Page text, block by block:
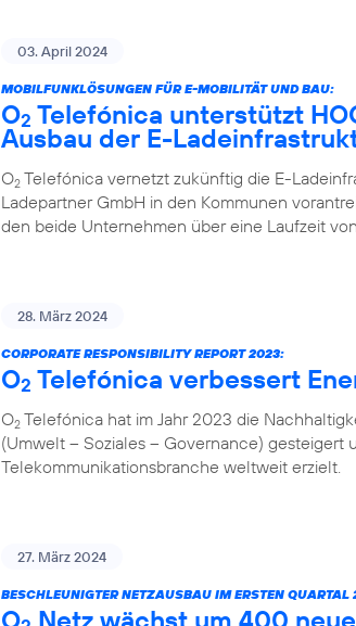
03. April 2024
MOBILFUNKLÖSUNGEN FÜR E-MOBILITÄT UND BAU:
O2 Telefónica unterstützt
Ausbau der E-
O2 Telefónica vernetzt zukünftig die E-
Ladepartner GmbH in den Kommunen
den beide Unternehmen über eine Laufzeit
28. März 2024
CORPORATE RESPONSIBILITY REPORT 2023:
O2 Telefónica verbessert
O2 Telefónica hat im Jahr 2023 die
(Umwelt – Soziales – Governance) gesteigert
Telekommunikationsbranche weltweit erzielt.
27. März 2024
BESCHLEUNIGTER NETZAUSBAU IM ERSTEN QUARTAL
O Netz wächst um 400